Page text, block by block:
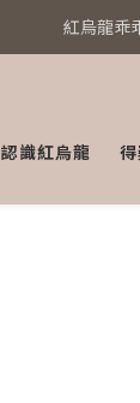
系統
紅烏龍乖
系統
認識紅烏龍